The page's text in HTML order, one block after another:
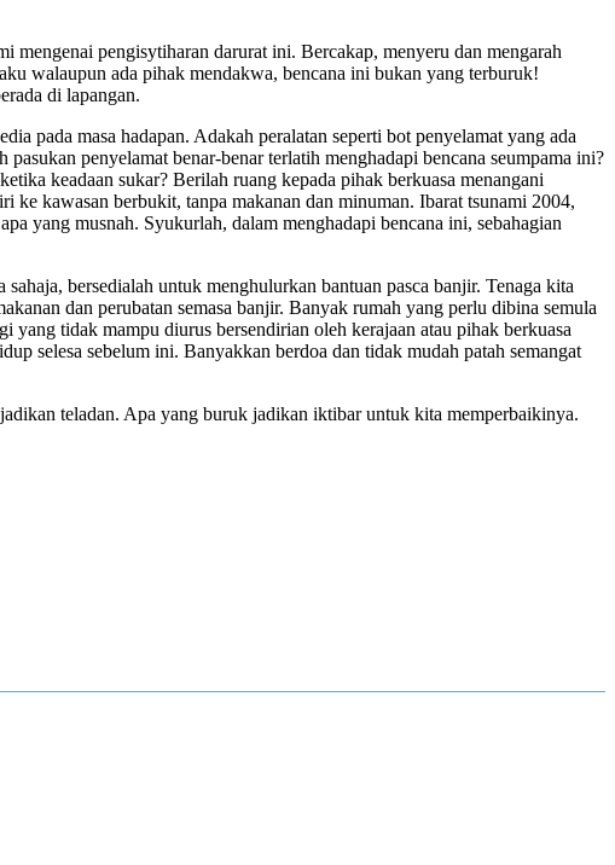
pengisytiharan darurat ini. Bercakap, menyeru dan mengarah
walaupun ada pihak mendakwa, bencana ini bukan yang terburuk!
di lapangan.
pada masa hadapan. Adakah peralatan se­perti bot penyelamat yang ada
penyelamat benar-benar terlatih menghadapi bencana seumpama ini?
keadaan sukar? Berilah ruang kepada pihak berkuasa menangani
ke kawasan berbukit, tanpa makanan dan minuman. Ibarat tsunami 2004,
yang musnah. Syukurlah, dalam menghadapi bencana ini, sebahagian
bersedialah untuk menghulurkan bantuan pasca banjir. Tenaga kita
dan perubatan semasa banjir. Banyak rumah yang perlu dibina semula
tidak mampu diurus bersendirian oleh kerajaan atau pihak berkuasa
selesa sebelum ini. Banyakkan berdoa dan tidak mudah patah semangat
teladan. Apa yang buruk jadikan iktibar untuk kita memperbaikinya.